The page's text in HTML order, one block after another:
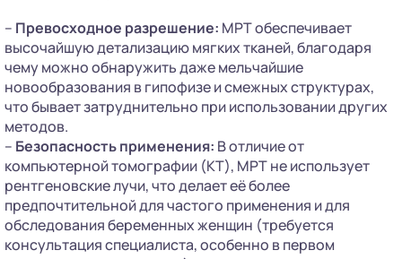
– Превосходное разрешение: МРТ обеспечивает
высочайшую детализацию мягких тканей, благодаря
чему можно обнаружить даже мельчайшие
новообразования в гипофизе и смежных структурах,
что бывает затруднительно при использовании других
методов.
– Безопасность применения: В отличие от
компьютерной томографии (КТ), МРТ не использует
рентгеновские лучи, что делает её более
предпочтительной для частого применения и для
обследования беременных женщин (требуется
консультация специалиста, особенно в первом